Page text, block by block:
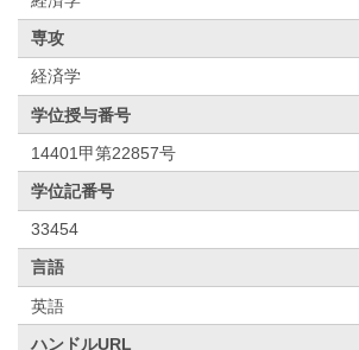
専攻
経済学
学位授与番号
14401甲第22857号
学位記番号
33454
言語
英語
ハンドルURL